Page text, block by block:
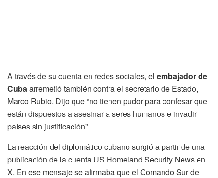
A través de su cuenta en redes sociales, el embajador de
Cubaarremetió también contra el secretario de Estado,
Marco Rubio. Dijo que “no tienen pudor para confesar que
están dispuestos a asesinar a seres humanos e invadir
países sin justificación”.
La reacción del diplomático cubano surgió a partir de una
publicación de la cuenta US Homeland Security News en
X. En ese mensaje se afirmaba que el Comando Sur de